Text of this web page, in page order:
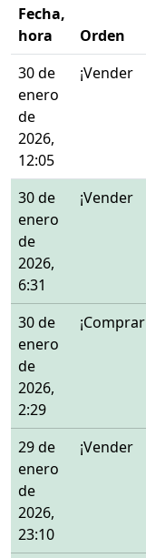
Fecha,
hora
Orden
30 de
enero
de
2026,
12:05
¡Vender
30 de
enero
de
2026,
6:31
¡Vender
30 de
enero
de
2026,
2:29
¡Comprar
29 de
enero
de
2026,
23:10
¡Vender